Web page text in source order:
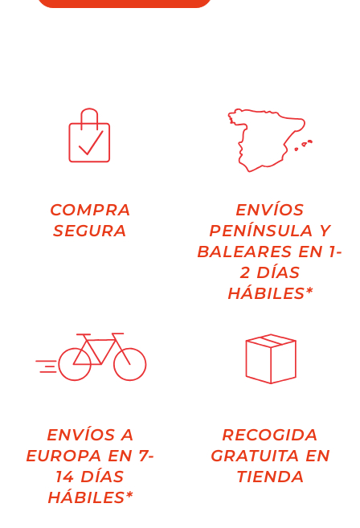
COMPRA
SEGURA
ENVÍOS
PENÍNSULA Y
BALEARES EN 1-
2 DÍAS
HÁBILES*
ENVÍOS A
EUROPA EN 7-
14 DÍAS
HÁBILES*
RECOGIDA
GRATUITA EN
TIENDA